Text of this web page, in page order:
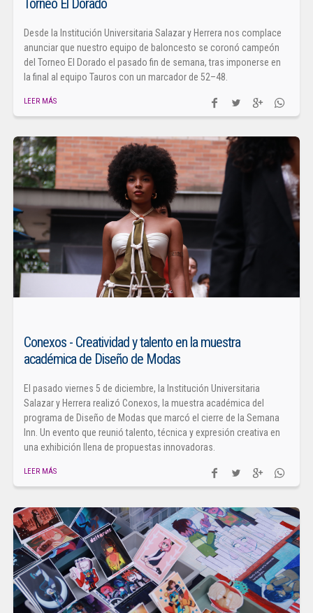
Desde la Institución Universitaria Salazar y Herrera nos complace
anunciar que nuestro equipo de baloncesto se coronó campeón
del Torneo El Dorado el pasado fin de semana, tras imponerse en
la final al equipo Tauros con un marcador de 52–48.
LEER MÁS
Conexos - Creatividad y talento en la muestra
académica de Diseño de Modas
El pasado viernes 5 de diciembre, la Institución Universitaria
Salazar y Herrera realizó Conexos, la muestra académica del
programa de Diseño de Modas que marcó el cierre de la Semana
Inn. Un evento que reunió talento, técnica y expresión creativa en
una exhibición llena de propuestas innovadoras.
LEER MÁS